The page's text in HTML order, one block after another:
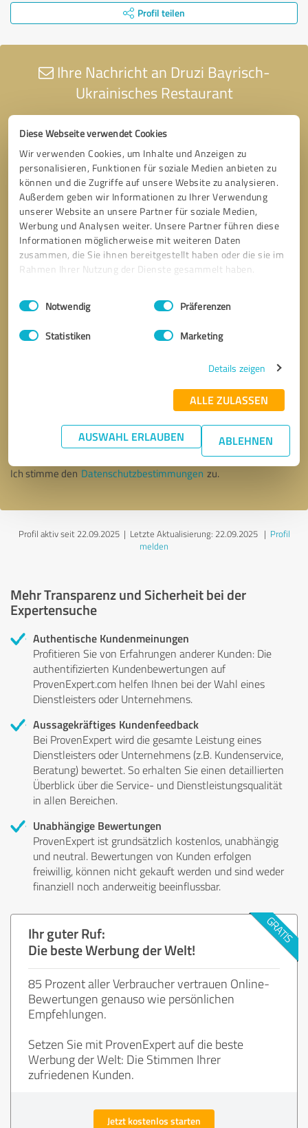
Diese Webseite verwendet Cookies
Wir verwenden Cookies, um Inhalte und Anzeigen zu
personalisieren, Funktionen für soziale Medien anbieten zu
können und die Zugriffe auf unsere Website zu analysieren.
Außerdem geben wir Informationen zu Ihrer Verwendung
unserer Website an unsere Partner für soziale Medien,
Werbung und Analysen weiter. Unsere Partner führen diese
Informationen möglicherweise mit weiteren Daten
zusammen, die Sie ihnen bereitgestellt haben oder die sie im
Rahmen Ihrer Nutzung der Dienste gesammelt haben.
Impressum Datenschutzbestimmungen
Einwilligungsauswahl
Notwendig Präferenzen
Statistiken Marketing
Details zeigen
ALLE ZULASSEN
AUSWAHL ERLAUBEN ABLEHNEN
Profil teilen
Ihre Nachricht an Druzi Bayrisch-
Ukrainisches Restaurant
* Erforderliche Angaben
Nachricht senden
Ich stimme den Datenschutzbestimmungen zu.
Profil aktiv seit 22.09.2025 | Letzte Aktualisierung: 22.09.2025| Profil
melden
Mehr Transparenz und Sicherheit bei der
Expertensuche
Authentische Kundenmeinungen
Profitieren Sie von Erfahrungen anderer Kunden: Die
authentifizierten Kundenbewertungen auf
ProvenExpert.com helfen Ihnen bei der Wahl eines
Dienstleisters oder Unternehmens.
Aussagekräftiges Kundenfeedback
Bei ProvenExpert wird die gesamte Leistung eines
Dienstleisters oder Unternehmens (z.B. Kundenservice,
Beratung) bewertet. So erhalten Sie einen detaillierten
Überblick über die Service- und Dienstleistungsqualität
in allen Bereichen.
Unabhängige Bewertungen
ProvenExpert ist grundsätzlich kostenlos, unabhängig
und neutral. Bewertungen von Kunden erfolgen
freiwillig, können nicht gekauft werden und sind weder
finanziell noch anderweitig beeinflussbar.
Ihr guter Ruf:
Die beste Werbung der Welt!
85 Prozent aller Verbraucher vertrauen Online-
Bewertungen genauso wie persönlichen
Empfehlungen.
Setzen Sie mit ProvenExpert auf die beste
Werbung der Welt: Die Stimmen Ihrer
zufriedenen Kunden.
Jetzt kostenlos starten